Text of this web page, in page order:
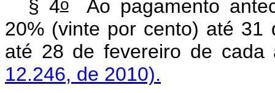
§ 4oAo pagamento
20% (vinte por cento) até 31
até 28 de fevereiro
12.246, de 2010).